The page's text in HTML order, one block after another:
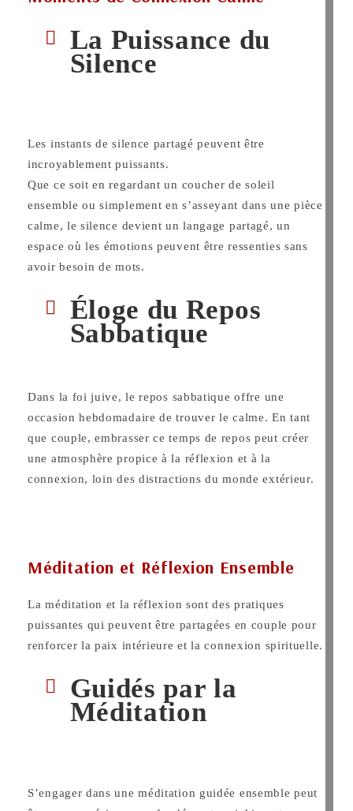
La Puissance du
Silence
Les instants de silence partagé peuvent être
incroyablement puissants.
Que ce soit en regardant un coucher de soleil
ensemble ou simplement en s’asseyant dans une pièce
calme, le silence devient un langage partagé, un
espace où les émotions peuvent être ressenties sans
avoir besoin de mots.
Éloge du Repos
Sabbatique
Dans la foi juive, le repos sabbatique offre une
occasion hebdomadaire de trouver le calme. En tant
que couple, embrasser ce temps de repos peut créer
une atmosphère propice à la réflexion et à la
connexion, loin des distractions du monde extérieur.
Méditation et Réflexion Ensemble
La méditation et la réflexion sont des pratiques
puissantes qui peuvent être partagées en couple pour
renforcer la paix intérieure et la connexion spirituelle.
Guidés par la
Méditation
S’engager dans une méditation guidée ensemble peut